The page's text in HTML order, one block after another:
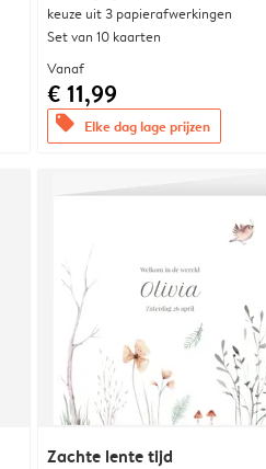
keuze uit 3 papierafwerkingen
Set van 10 kaarten
Vanaf
€ 11,99
offers Elke dag lage prijzen
Zachte lente tijd